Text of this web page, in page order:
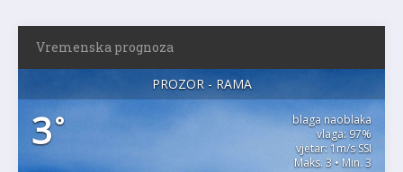
Vremenska prognoza
PROZOR - RAMA
3°
blaga naoblaka
vlaga: 97%
vjetar: 1m/s SSI
Maks. 3 • Min. 3